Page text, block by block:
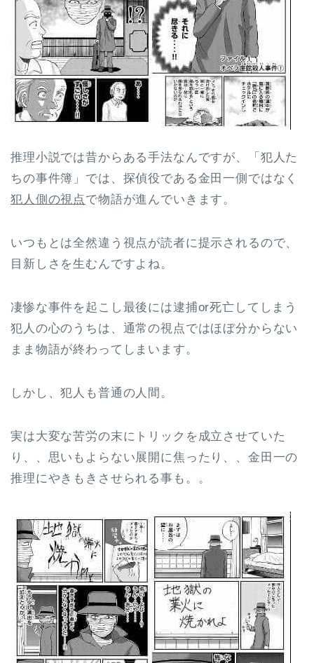
推理小説では昔からある手法なんですが、「犯人た
ちの事件簿」では、探偵役である金田一側ではなく
犯人側の視点で物語が進んでいきます。
いつもとは全然違う視点が読者に提示されるので、
目新しさを生むんですよね。
凄惨な事件を起こし最後には逮捕or死亡してしまう
犯人の心のうちは、通常の視点ではほぼ分からない
まま物語が終わってしまいます。
しかし、犯人も普通の人間。
実は大変な苦労の末にトリックを成立させていた
り、、思いもよらない展開に焦ったり、、金田一の
推理にやきもきさせられる事も。。